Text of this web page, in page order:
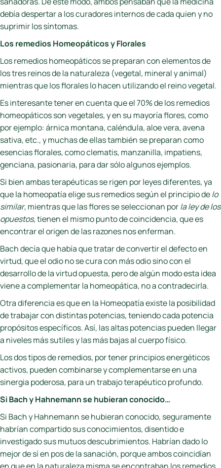
debía despertar a los curadores internos de cada quien y no
suprimir los síntomas.
Los remedios Homeopáticos y Florales
Los remedios homeopáticos se preparan con elementos de
los tres reinos de la naturaleza (vegetal, mineral y animal)
mientras que los florales lo hacen utilizando el reino vegetal.
Es interesante tener en cuenta que el 70% de los remedios
homeopáticos son vegetales, y en su mayoría flores, como
por ejemplo: árnica montana, caléndula, aloe vera, avena
sativa, etc., y muchas de ellas también se preparan como
esencias florales, como clematis, manzanilla, impatiens,
genciana, pasionaria, para dar sólo algunos ejemplos.
Si bien ambas terapéuticas se rigen por leyes diferentes, ya
que la homeopatía elige sus remedios según el principio delo
similar, mientras que las flores se seleccionan porla ley de los
opuestos, tienen el mismo punto de coincidencia, que es
encontrar el origen de las razones nos enferman.
Bach decía que había que tratar de convertir el defecto en
virtud, que el odio no se cura con más odio sino con el
desarrollo de la virtud opuesta, pero de algún modo esta idea
viene a complementar la homeopática, no a contradecirla.
Otra diferencia es que en la Homeopatía existe la posibilidad
de trabajar con distintas potencias, teniendo cada potencia
propósitos específicos. Así, las altas potencias pueden llegar
a niveles más sutiles y las más bajas al cuerpo físico.
Los dos tipos de remedios, por tener principios energéticos
activos, pueden combinarse y complementarse en una
sinergia poderosa, para un trabajo terapéutico profundo.
Si Bach y Hahnemann se hubieran conocido…
Si Bach y Hahnemann se hubieran conocido, seguramente
habrían compartido sus conocimientos, disentido e
investigado sus mutuos descubrimientos. Habrían dado lo
mejor de sí en pos de la sanación, porque ambos coincidían